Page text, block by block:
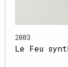
2003
Le Feu